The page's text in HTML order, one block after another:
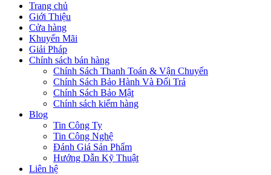
Trang chủ
Giới Thiệu
Cửa hàng
Khuyến Mãi
Giải Pháp
Chính sách bán hàng
Chính Sách Thanh Toán & Vận Chuyển
Chính Sách Bảo Hành Và Đổi Trả
Chính Sách Bảo Mật
Chính sách kiểm hàng
Blog
Tin Công Ty
Tin Công Nghệ
Đánh Giá Sản Phẩm
Hướng Dẫn Kỹ Thuật
Liên hệ